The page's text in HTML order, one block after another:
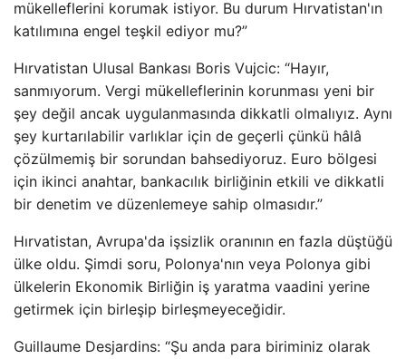
mükelleflerini korumak istiyor. Bu durum Hırvatistan'ın
katılımına engel teşkil ediyor mu?”
Hırvatistan Ulusal Bankası Boris Vujcic: “Hayır,
sanmıyorum. Vergi mükelleflerinin korunması yeni bir
şey değil ancak uygulanmasında dikkatli olmalıyız. Aynı
şey kurtarılabilir varlıklar için de geçerli çünkü hâlâ
çözülmemiş bir sorundan bahsediyoruz. Euro bölgesi
için ikinci anahtar, bankacılık birliğinin etkili ve dikkatli
bir denetim ve düzenlemeye sahip olmasıdır.”
Hırvatistan, Avrupa'da işsizlik oranının en fazla düştüğü
ülke oldu. Şimdi soru, Polonya'nın veya Polonya gibi
ülkelerin Ekonomik Birliğin iş yaratma vaadini yerine
getirmek için birleşip birleşmeyeceğidir.
Guillaume Desjardins: “Şu anda para biriminiz olarak